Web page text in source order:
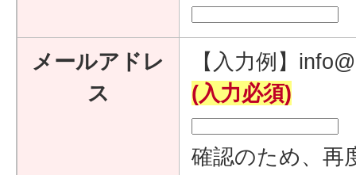
メールアドレ
ス
【入力例】
(入力必須)
確認のため、再